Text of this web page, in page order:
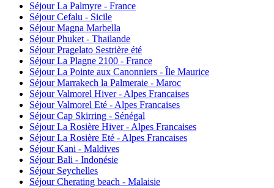
Séjour La Palmyre - France
Séjour Cefalu - Sicile
Séjour Magna Marbella
Séjour Phuket - Thailande
Séjour Pragelato Sestrière été
Séjour La Plagne 2100 - France
Séjour La Pointe aux Canonniers - Île Maurice
Séjour Marrakech la Palmeraie - Maroc
Séjour Valmorel Hiver - Alpes Francaises
Séjour Valmorel Eté - Alpes Francaises
Séjour Cap Skirring - Sénégal
Séjour La Rosière Hiver - Alpes Francaises
Séjour La Rosière Eté - Alpes Francaises
Séjour Kani - Maldives
Séjour Bali - Indonésie
Séjour Seychelles
Séjour Cherating beach - Malaisie